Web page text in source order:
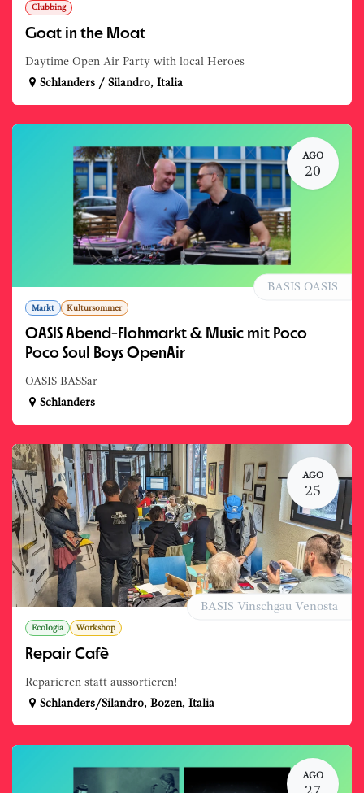
Clubbing
Goat in the Moat
Daytime Open Air Party with local Heroes
Schlanders / Silandro, Italia
AGO
20
Markt Kultursommer
OASIS Abend-Flohmarkt & Music mit Poco
Poco Soul Boys OpenAir
OASIS BASSar
BASIS OASIS
Schlanders
AGO
25
Ecologia Workshop
Repair Cafè
Reparieren statt aussortieren!
BASIS Vinschgau Venosta
Schlanders/Silandro, Bozen, Italia
AGO